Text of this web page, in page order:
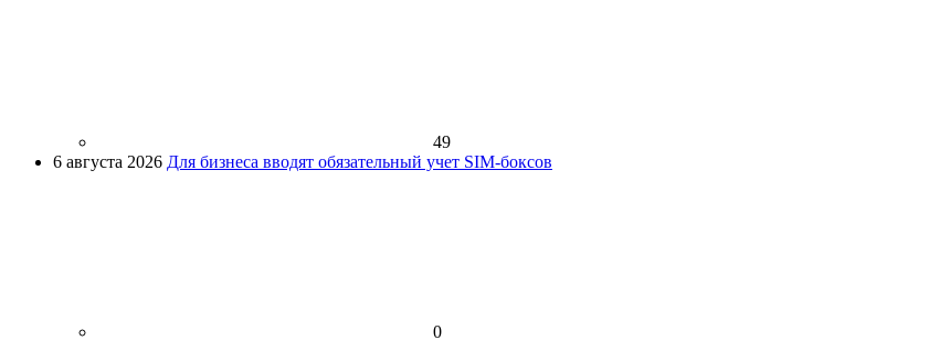
49
6 августа 2026 Для бизнеса вводят обязательный учет SIM-боксов
0